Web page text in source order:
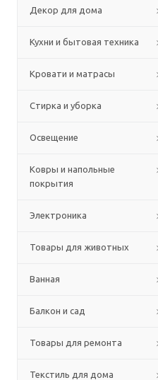
Декор для дома
Кухни и бытовая техника
Кровати и матрасы
Стирка и уборка
Освещение
Ковры и напольные
покрытия
Электроника
Товары для животных
Ванная
Балкон и сад
Товары для ремонта
Текстиль для дома